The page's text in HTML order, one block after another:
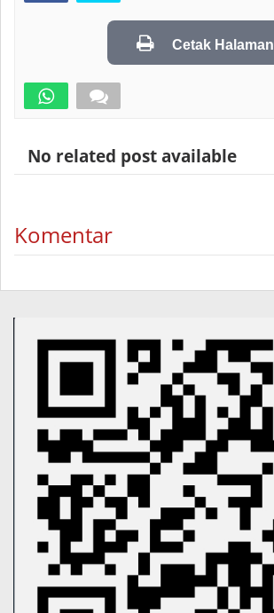
Cetak Halaman
No related post available
Komentar